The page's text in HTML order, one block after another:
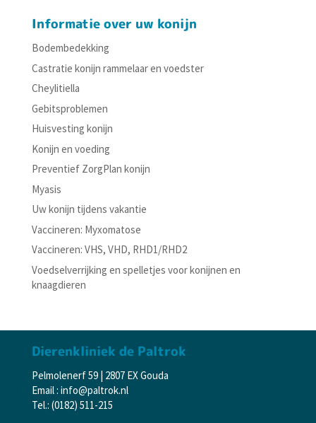
Informatie over uw konijn
Bodembedekking
Castratie konijn rammelaar en voedster
Cheylitiella
Gebitsproblemen
Huisvesting konijn
Konijn en voeding
Preventief ZorgPlan konijn
Myasis
Uw konijn tijdens vakantie
Vaccineren: Myxomatose
Vaccineren: VHS, VHD, RHD1/RHD2
Voedselverrijking en spelletjes voor konijnen en
knaagdieren
Dierenkliniek de Paltrok
Pelmolenerf 59 | 2807 EX Gouda
Email : info@paltrok.nl
Tel.: (0182) 511-215